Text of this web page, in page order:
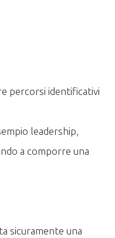
percorsi identificativi
leadership,
a comporre una
sicuramente una